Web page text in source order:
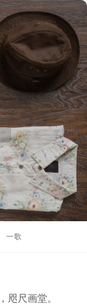
一歌
尺画堂。